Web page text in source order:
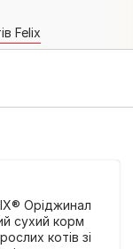
Felix
Оріджинал
сухий корм
котів зі